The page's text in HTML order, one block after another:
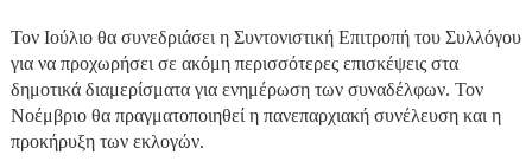
Τον Ιούλιο θα συνεδριάσει η Συντονιστική Επιτροπή του Συλλόγου
για να προχωρήσει σε ακόμη περισσότερες επισκέψεις στα
δημοτικά διαμερίσματα για ενημέρωση των συναδέλφων. Τον
Νοέμβριο θα πραγματοποιηθεί η πανεπαρχιακή συνέλευση και η
προκήρυξη των εκλογών.